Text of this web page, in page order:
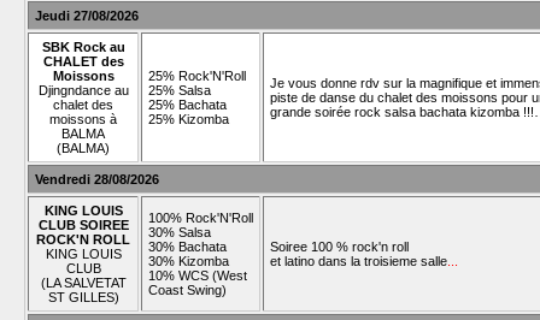
Jeudi 27/08/2026
SBK Rock au
CHALET des
Moissons
Djingndance au
chalet des
moissons à
BALMA
(BALMA)
25% Rock'N'Roll
25% Salsa
25% Bachata
25% Kizomba
Je vous donne rdv sur la magnifique et
piste de danse du chalet des moissons pour
grande soirée rock salsa bachata kizomba
Vendredi 28/08/2026
KING LOUIS
CLUB SOIREE
ROCK'N ROLL
KING LOUIS
CLUB
(LA SALVETAT
ST GILLES)
100% Rock'N'Roll
30% Salsa
30% Bachata
30% Kizomba
10% WCS (West
Coast Swing)
Soiree 100 % rock'n roll
et latino dans la troisieme salle